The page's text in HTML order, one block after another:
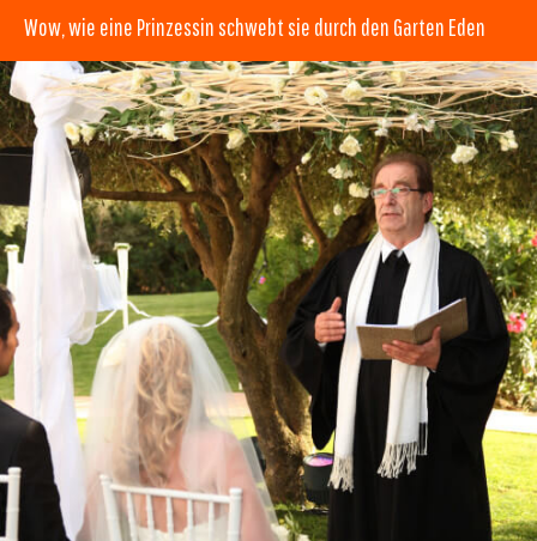
Wow, wie eine Prinzessin schwebt sie durch den Garten Eden